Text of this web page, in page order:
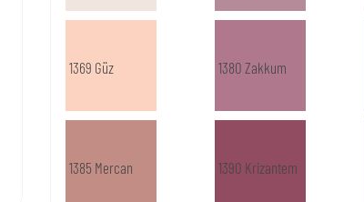
1369 Güz 1380 Zakkum
1385 Mercan 1390 Krizantem